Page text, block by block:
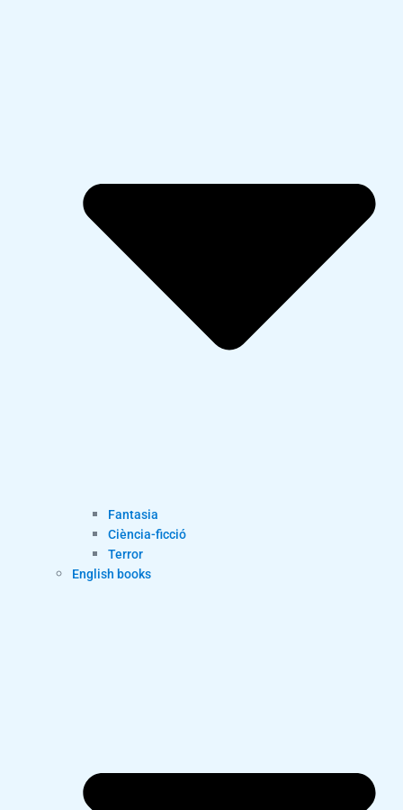
Fantasia
Ciència-ficció
Terror
English books